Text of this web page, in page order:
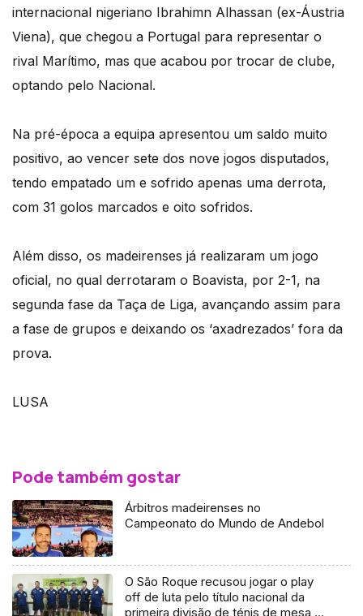
internacional nigeriano Ibrahimn Alhassan (ex-Áustria
Viena), que chegou a Portugal para representar o
rival Marítimo, mas que acabou por trocar de clube,
optando pelo Nacional.
Na pré-época a equipa apresentou um saldo muito
positivo, ao vencer sete dos nove jogos disputados,
tendo empatado um e sofrido apenas uma derrota,
com 31 golos marcados e oito sofridos.
Além disso, os madeirenses já realizaram um jogo
oficial, no qual derrotaram o Boavista, por 2-1, na
segunda fase da Taça de Liga, avançando assim para
a fase de grupos e deixando os ‘axadrezados’ fora da
prova.
LUSA
Pode também gostar
Árbitros madeirenses no
Campeonato do Mundo de Andebol
O São Roque recusou jogar o play
off de luta pelo título nacional da
primeira divisão de ténis de mesa,